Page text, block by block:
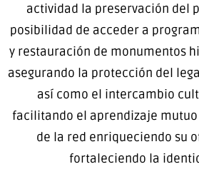
actividad la preservación del
posibilidad de acceder a
y restauración de monumentos
asegurando la protección del
así como el intercambio
facilitando el aprendizaje
de la red enriqueciendo su
fortaleciendo la